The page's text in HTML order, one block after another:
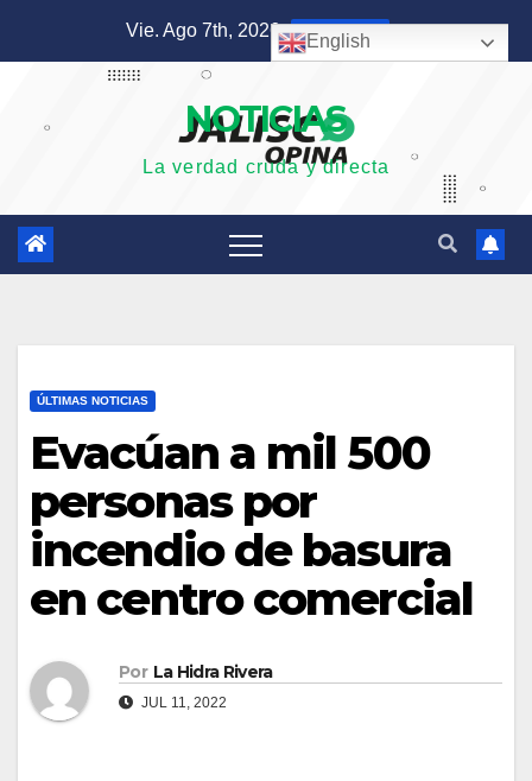
Vie. Ago 7th, 2026 4:38:53 AM
NOTICIAS
La verdad cruda y directa
ÚLTIMAS NOTICIAS
Evacúan a mil 500
personas por
incendio de basura
en centro comercial
Por La Hidra Rivera
JUL 11, 2022
English